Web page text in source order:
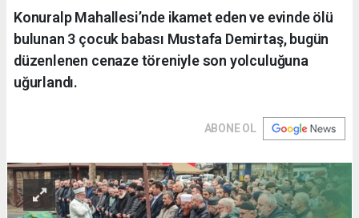
Konuralp Mahallesi’nde ikamet eden ve evinde ölü
bulunan 3 çocuk babası Mustafa Demirtaş, bugün
düzenlenen cenaze töreniyle son yolculuğuna
uğurlandı.
ABONE OL